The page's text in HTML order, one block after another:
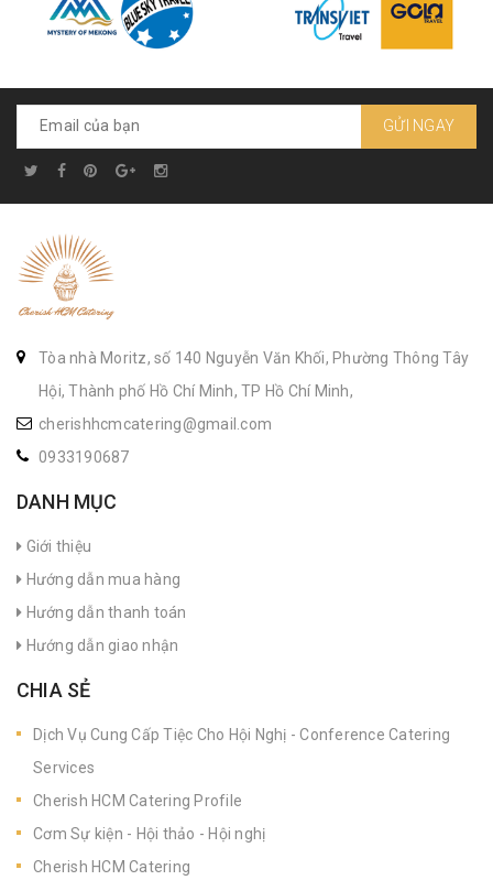
GỬI NGAY
Tòa nhà Moritz, số 140 Nguyễn Văn Khối, Phường Thông Tây
Hội, Thành phố Hồ Chí Minh, TP Hồ Chí Minh,
cherishhcmcatering@gmail.com
0933190687
DANH MỤC
Giới thiệu
Hướng dẫn mua hàng
Hướng dẫn thanh toán
Hướng dẫn giao nhận
CHIA SẺ
Dịch Vụ Cung Cấp Tiệc Cho Hội Nghị - Conference Catering
Services
Cherish HCM Catering Profile
Cơm Sự kiện - Hội thảo - Hội nghị
Cherish HCM Catering